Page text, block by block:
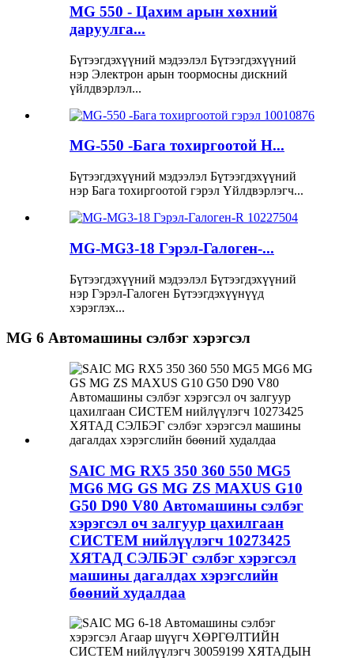
MG 550 - Цахим арын хөхний
даруулга...
Бүтээгдэхүүний мэдээлэл Бүтээгдэхүүний
нэр Электрон арын тоормосны дискний
үйлдвэрлэл...
MG-550 -Бага тохиргоотой H...
Бүтээгдэхүүний мэдээлэл Бүтээгдэхүүний
нэр Бага тохиргоотой гэрэл Үйлдвэрлэгч...
MG-MG3-18 Гэрэл-Галоген-...
Бүтээгдэхүүний мэдээлэл Бүтээгдэхүүний
нэр Гэрэл-Галоген Бүтээгдэхүүнүүд
хэрэглэх...
MG 6 Автомашины сэлбэг хэрэгсэл
SAIC MG RX5 350 360 550 MG5
MG6 MG GS MG ZS MAXUS G10
G50 D90 V80 Автомашины сэлбэг
хэрэгсэл оч залгуур цахилгаан
СИСТЕМ нийлүүлэгч 10273425
ХЯТАД СЭЛБЭГ сэлбэг хэрэгсэл
машины дагалдах хэрэгслийн
бөөний худалдаа